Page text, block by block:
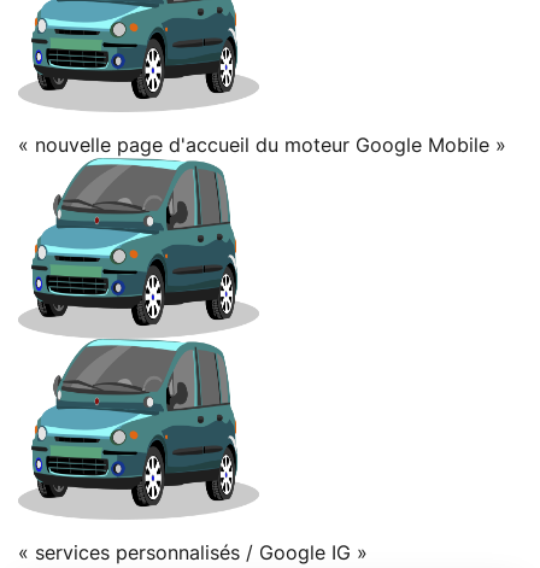
« nouvelle page d'accueil du moteur Google Mobile »
« services personnalisés / Google IG »